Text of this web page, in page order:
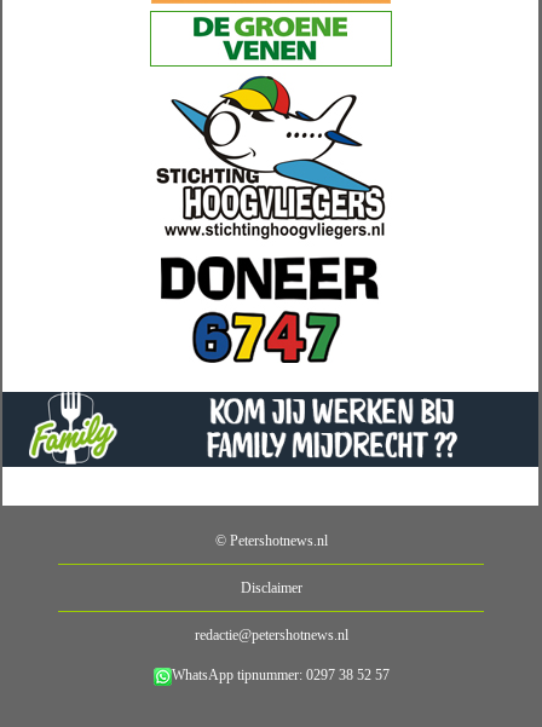
© Petershotnews.nl
Disclaimer
redactie@petershotnews.nl
WhatsApp tipnummer: 0297 38 52 57